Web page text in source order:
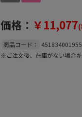
価格： ￥11,077
商品コード：
※ご注文後、在庫がない場合